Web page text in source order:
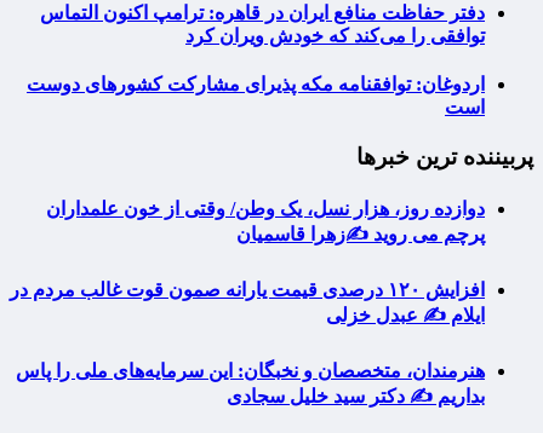
دفتر حفاظت منافع ایران در قاهره: ترامپ اکنون التماس
توافقی را می‌کند که خودش ویران کرد
اردوغان: توافقنامه مکه پذیرای مشارکت کشورهای دوست
است
پربیننده ترین خبرها
دوازده روز، هزار نسل، یک وطن/ وقتی از خون علمداران
پرچم می روید ✍️زهرا قاسمیان
افزایش ۱۲۰ درصدی قیمت یارانه صمون قوت غالب مردم در
ایلام ✍️ عبدل خزلی
هنرمندان، متخصصان و نخبگان: این سرمایه‌های ملی را پاس
بداریم ✍️ دکتر سید خلیل سجادی